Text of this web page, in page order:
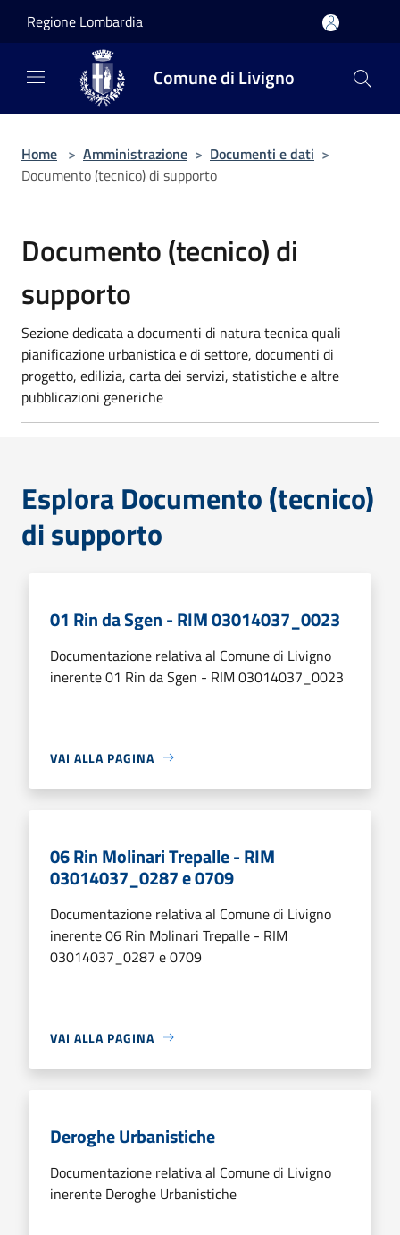
Regione Lombardia
Comune di Livigno
Home > Amministrazione > Documenti e dati >
Documento (tecnico) di supporto
Documento (tecnico) di
supporto
Sezione dedicata a documenti di natura tecnica quali
pianificazione urbanistica e di settore, documenti di
progetto, edilizia, carta dei servizi, statistiche e altre
pubblicazioni generiche
Esplora Documento (tecnico)
di supporto
01 Rin da Sgen - RIM 03014037_0023
Documentazione relativa al Comune di Livigno
inerente 01 Rin da Sgen - RIM 03014037_0023
VAI ALLA PAGINA
06 Rin Molinari Trepalle - RIM
03014037_0287 e 0709
Documentazione relativa al Comune di Livigno
inerente 06 Rin Molinari Trepalle - RIM
03014037_0287 e 0709
VAI ALLA PAGINA
Deroghe Urbanistiche
Documentazione relativa al Comune di Livigno
inerente Deroghe Urbanistiche